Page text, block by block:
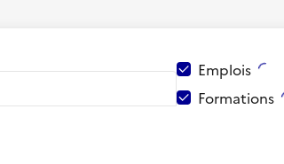
Emplois
Formations